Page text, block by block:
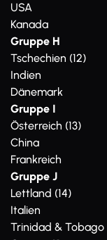
USA
Kanada
Gruppe H
Tschechien (12)
Indien
Dänemark
Gruppe I
Österreich (13)
China
Frankreich
Gruppe J
Lettland (14)
Italien
Trinidad & Tobago